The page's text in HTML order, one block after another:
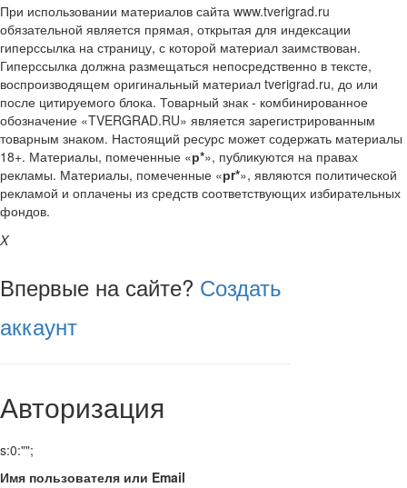
При использовании материалов сайта www.tverigrad.ru
обязательной является прямая, открытая для индексации
гиперссылка на страницу, с которой материал заимствован.
Гиперссылка должна размещаться непосредственно в тексте,
воспроизводящем оригинальный материал tverigrad.ru, до или
после цитируемого блока. Товарный знак - комбинированное
обозначение «TVERGRAD.RU» является зарегистрированным
товарным знаком. Настоящий ресурс может содержать материалы
18+. Материалы, помеченные «р*», публикуются на правах
рекламы. Материалы, помеченные «рr*», являются политической
рекламой и оплачены из средств соответствующих избирательных
фондов.
X
Впервые на сайте? Создать
аккаунт
Авторизация
s:0:"";
Имя пользователя или Email